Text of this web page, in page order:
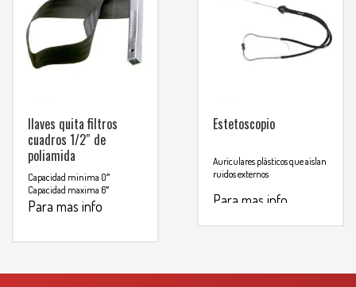
llaves quita filtros
cuadros 1/2″ de
poliamida
Capacidad minima 0″
Capacidad maxima 6″
Para mas info
Estetoscopio
Auriculares plásticos que aislan
ruidos externos
Para mas info